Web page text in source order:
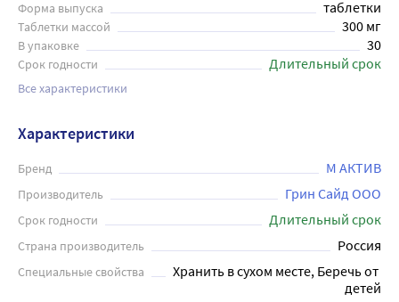
Форма выпуска таблетки
Таблетки массой 300 мг
В упаковке 30
Срок годности Длительный срок
Все характеристики
Характеристики
Бренд М АКТИВ
Производитель Грин Сайд ООО
Срок годности Длительный срок
Страна производитель Россия
Специальные свойства
Хранить в сухом месте, Беречь от
детей